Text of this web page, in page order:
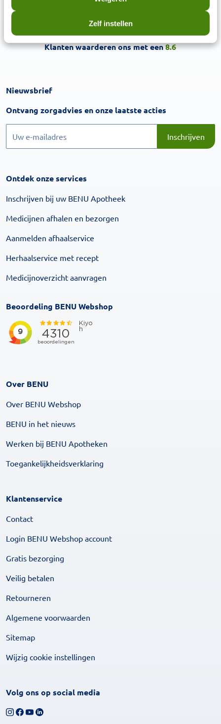
Zelf instellen
Klanten waarderen ons met een8.6
Nieuwsbrief
Ontvang zorgadvies en onze laatste acties
Inschrijven
Ontdek onze services
Inschrijven bij uw BENU Apotheek
Medicijnen afhalen en bezorgen
Aanmelden afhaalservice
Herhaalservice met recept
Medicijnoverzicht aanvragen
Beoordeling BENU Webshop
Over BENU
Over BENU Webshop
BENU in het nieuws
Werken bij BENU Apotheken
Toegankelijkheidsverklaring
Klantenservice
Contact
Login BENU Webshop account
Gratis bezorging
Veilig betalen
Retourneren
Algemene voorwaarden
Sitemap
Wijzig cookie instellingen
Volg ons op social media
Volg ons op Instagram
Volg ons op Facebook
Bekijk ons YouTube-kanaal
Volg ons op LinkedIn